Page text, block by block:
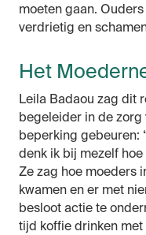
moeten gaan.
verdrietig en
Het
Leila Badaou zag dit
begeleider in de zorg
beperking gebeuren:
denk ik bij mezelf hoe
Ze zag hoe moeders
kwamen en er met
besloot actie te
tijd koffie drinken met